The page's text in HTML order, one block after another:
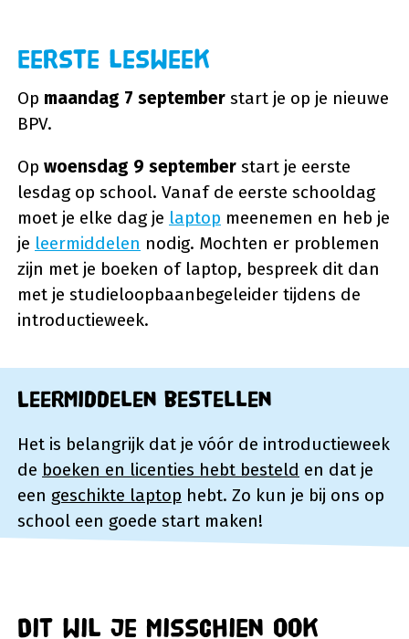
Eerste lesweek
Op maandag 7 september start je op je nieuwe
BPV.
Op woensdag 9 september start je eerste
lesdag op school. Vanaf de eerste schooldag
moet je elke dag je laptop meenemen en heb je
je leermiddelen nodig. Mochten er problemen
zijn met je boeken of laptop, bespreek dit dan
met je studieloopbaanbegeleider tijdens de
introductieweek.
Leermiddelen bestellen
Het is belangrijk dat je vóór de introductieweek
de boeken en licenties hebt besteld en dat je
een geschikte laptop hebt. Zo kun je bij ons op
school een goede start maken!
Dit wil je misschien ook